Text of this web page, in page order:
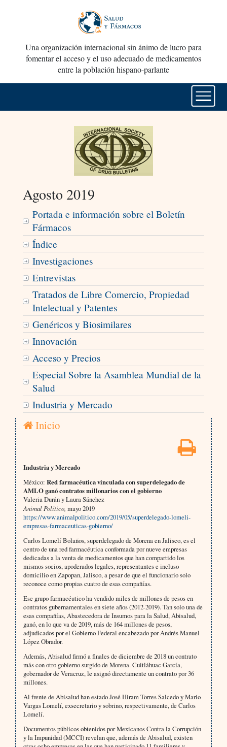
Una organización internacional sin ánimo de lucro para
fomentar el acceso y el uso adecuado de medicamentos
entre la población hispano-parlante
Agosto 2019
Portada e información sobre el Boletín
Fármacos
Índice
Investigaciones
Entrevistas
Tratados de Libre Comercio, Propiedad
Intelectual y Patentes
Genéricos y Biosimilares
Innovación
Acceso y Precios
Especial Sobre la Asamblea Mundial de la
Salud
Industria y Mercado
Inicio
Industria y Mercado
México: Red farmacéutica vinculada con superdelegado de
AMLO ganó contratos millonarios con el gobierno
Valeria Durán y Laura Sánchez
Animal Político, mayo 2019
https://www.animalpolitico.com/2019/05/superdelegado-lomeli-
empresas-farmaceuticas-gobierno/
Carlos Lomelí Bolaños, superdelegado de Morena en Jalisco, es el
centro de una red farmacéutica conformada por nueve empresas
dedicadas a la venta de medicamentos que han compartido los
mismos socios, apoderados legales, representantes e incluso
domicilio en Zapopan, Jalisco, a pesar de que el funcionario solo
reconoce como propias cuatro de esas compañías.
Ese grupo farmacéutico ha vendido miles de millones de pesos en
contratos gubernamentales en siete años (2012-2019). Tan solo una de
esas compañías, Abastecedora de Insumos para la Salud, Abisalud,
ganó, en lo que va de 2019, más de 164 millones de pesos,
adjudicados por el Gobierno Federal encabezado por Andrés Manuel
López Obrador.
Además, Abisalud firmó a finales de diciembre de 2018 un contrato
más con otro gobierno surgido de Morena. Cuitláhuac García,
gobernador de Veracruz, le asignó directamente un contrato por 36
millones.
Al frente de Abisalud han estado José Hiram Torres Salcedo y Mario
Vargas Lomelí, exsecretario y sobrino, respectivamente, de Carlos
Lomelí.
Documentos públicos obtenidos por Mexicanos Contra la Corrupción
y la Impunidad (MCCI) revelan que, además de Abisalud, existen